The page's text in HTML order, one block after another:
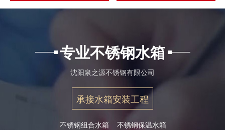
专业不锈钢水箱
沈阳泉之源不锈钢有限公司
承接水箱安装工程
不锈钢组合水箱
不锈钢保温水箱